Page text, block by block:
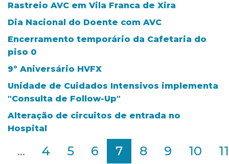
Rastreio AVC em Vila Franca de Xira
Dia Nacional do Doente com AVC
Encerramento temporário da Cafetaria do
piso 0
9º Aniversário HVFX
Unidade de Cuidados Intensivos implementa
"Consulta de Follow-Up"
Alteração de circuitos de entrada no
Hospital
... 4 5 6 7 8 9 10 11